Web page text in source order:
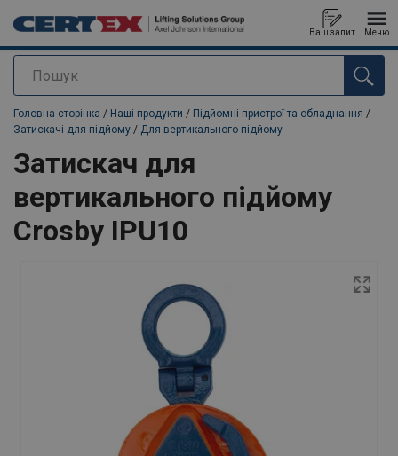
Пошук
Ваш запит Меню
added to your quote
Головна сторінка / Наші продукти / Підйомні пристрої та обладнання /
Затискачі для підйому / Для вертикального підйому
Затискач для
вертикального підйому
Crosby IPU10